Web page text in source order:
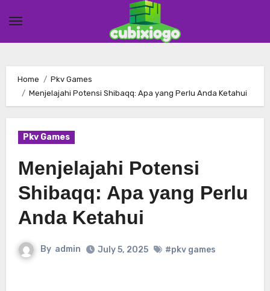
content
Home
Pkv Games
Menjelajahi Potensi Shibaqq: Apa yang Perlu Anda Ketahui
Pkv Games
Menjelajahi Potensi
Shibaqq: Apa yang Perlu
Anda Ketahui
By admin July 5, 2025 #pkv games